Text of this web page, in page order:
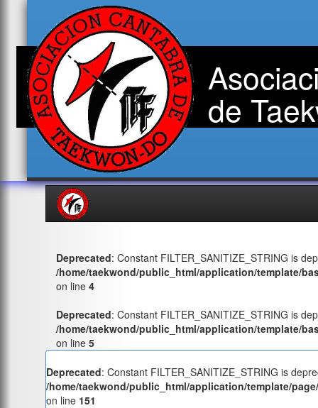
de
Deprecated: Constant FILTER_SANITIZE_STRING is
/home/taekwond/public_html/application/template/
on line 4
Deprecated: Constant FILTER_SANITIZE_STRING is
/home/taekwond/public_html/application/template/
on line 5
Deprecated: Constant FILTER_SANITIZE_STRING is
/home/taekwond/public_html/application/template/
on line 151